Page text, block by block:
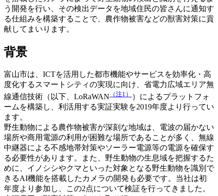
う開発を行い、その検出データを地域住民の皆さんに通知す
る仕組みを構築することで、農作物被害などの獣害対策に貢
献してまいります。
背景
富山市は、ICTを活⽤した都市機能やサービスを効率化・⾼
度化するスマートシティの実現に向け、省電⼒広域エリア無
線通信技術（以下、LoRaWAN （注1）
）によるプラットフォ
ームを構築し、利活用する実証実験を2019年度より行ってい
ます。
野生動物による農作物被害が深刻な地域は、電波の届かない
場所や商用電源の利用が困難な場所であることが多く、無線
中継器による不感地帯対策やソーラー電源等の電源を確保す
る必要性があります。また、野生動物の生息域を把握するた
めに、イノシシやクマといった対象となる野生動物を識別で
きるAI機能を搭載したカメラの開発も必要です。当社は初
年度より参加し、この2点について検証を行ってきました。